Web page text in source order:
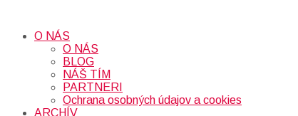
O NÁS
O NÁS
BLOG
NÁŠ TÍM
PARTNERI
Ochrana osobných údajov a cookies
ARCHÍV